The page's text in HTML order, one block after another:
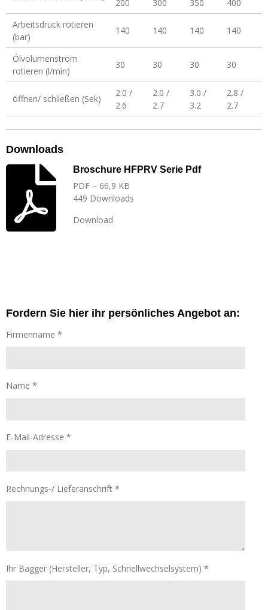
200
300
350
400
Arbeitsdruck rotieren
(bar)
140 140 140 140
Ölvolumenstrom
rotieren (l/min)
30 30 30 30
öffnen/ schließen (Sek)
2.0 /
2.6
2.0 /
2.7
3.0 /
3.2
2.8 /
2.7
Downloads
Broschure HFPRV Serie Pdf
PDF – 66,9 KB
449 Downloads
Download
Fordern Sie hier ihr persönliches Angebot an:
Firmenname *
Name *
E-Mail-Adresse *
Rechnungs-/ Lieferanschrift *
Ihr Bagger (Hersteller, Typ, Schnellwechselsystem) *